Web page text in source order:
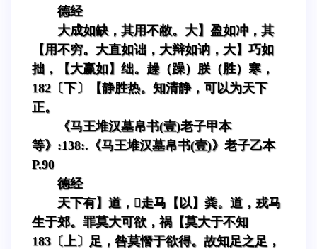
德经
大成如缺，其用不敝。大】盈如冲，其
【用不穷。大直如诎，大辩如讷，大】巧如
拙，【大赢如】绌。趮（躁）朕（胜）寒，
182〔下〕【静胜热。知清静，可以为天下
正。
《马王堆汉墓帛书(壹)老子甲本
等》:138:.《马王堆汉墓帛书(壹)》老子乙本
P.90
德经
天下有】道，走马【以】粪。道，戎马
生于郊。罪莫大可欲，祸【莫大于不知
183〔上〕足，咎莫憯于欲得。故知足之足，